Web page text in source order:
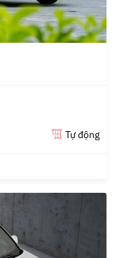
Tự động